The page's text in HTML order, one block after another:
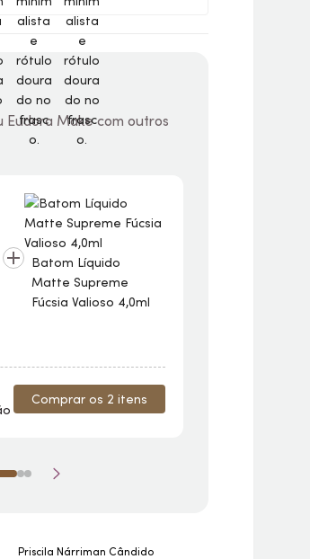
Make com outros
Batom Líquido
Matte Supreme
Fúcsia Valioso 4,0ml
Comprar os 2 itens
Priscila Nárriman Cândido